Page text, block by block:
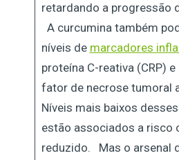
retardando a progressão
A curcumina também
níveis de marcadores
proteína C-reativa (CRP)
fator de necrose tumoral
Níveis mais baixos
estão associados a risco
reduzido. Mas o arsenal